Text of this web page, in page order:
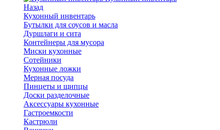
Назад
Кухонный инвентарь
Бутылки для соусов и масла
Дуршлаги и сита
Контейнеры для мусора
Миски кухонные
Сотейники
Кухонные ложки
Мерная посуда
Пинцеты и щипцы
Доски разделочные
Аксессуары кухонные
Гастроемкости
Кастрюли